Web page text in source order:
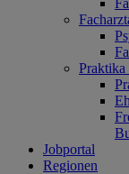
Jobportal
Regionen